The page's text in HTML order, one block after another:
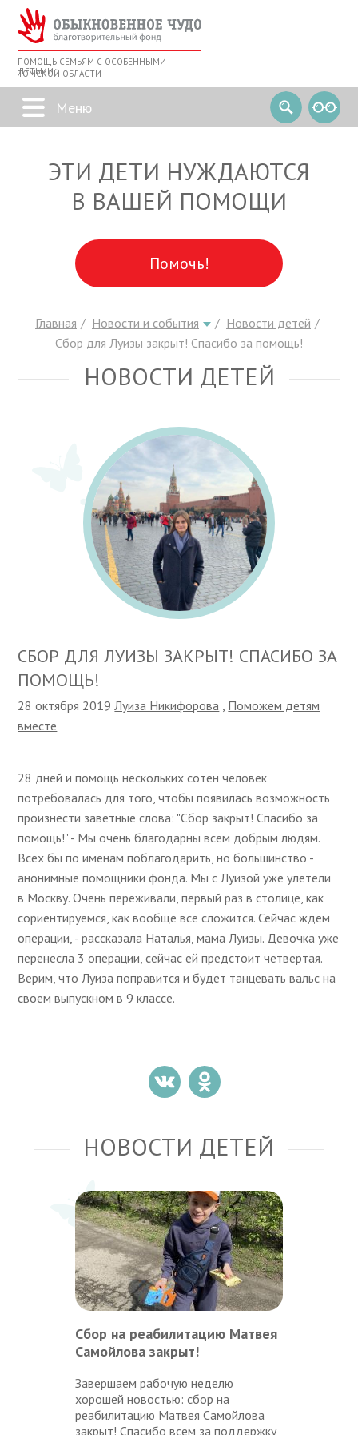
ПОМОЩЬ СЕМЬЯМ С ОСОБЕННЫМИ
ДЕТЬМИ
ТОМСКОЙ ОБЛАСТИ
ЭТИ ДЕТИ НУЖДАЮТСЯ
В ВАШЕЙ ПОМОЩИ
Помочь!
Главная Новости и события
Новости детей
Сбор для Луизы закрыт! Спасибо за помощь!
НОВОСТИ ДЕТЕЙ
СБОР ДЛЯ ЛУИЗЫ ЗАКРЫТ! СПАСИБО ЗА
ПОМОЩЬ!
28 октября 2019Луиза Никифорова , Поможем детям
вместе
28 дней и помощь нескольких сотен человек
потребовалась для того, чтобы появилась возможность
произнести заветные слова: "Сбор закрыт! Спасибо за
помощь!" - Мы очень благодарны всем добрым людям.
Всех бы по именам поблагодарить, но большинство -
анонимные помощники фонда. Мы с Луизой уже улетели
в Москву. Очень переживали, первый раз в столице, как
сориентируемся, как вообще все сложится. Сейчас ждём
операции, - рассказала Наталья, мама Луизы. Девочка уже
перенесла 3 операции, сейчас ей предстоит четвертая.
Верим, что Луиза поправится и будет танцевать вальс на
своем выпускном в 9 классе.
НОВОСТИ ДЕТЕЙ
Сбор на реабилитацию Матвея
Самойлова закрыт!
Завершаем рабочую неделю
хорошей новостью: сбор на
реабилитацию Матвея Самойлова
закрыт! Спасибо всем за поддержку